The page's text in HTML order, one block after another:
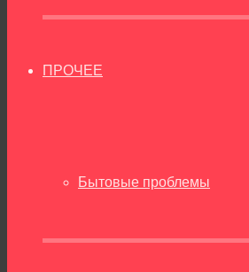
ПРОЧЕЕ
Бытовые проблемы